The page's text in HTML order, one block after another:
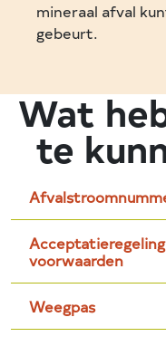
mineraal afval
gebeurt.
Wat
te
voorwaarden
Weegpas